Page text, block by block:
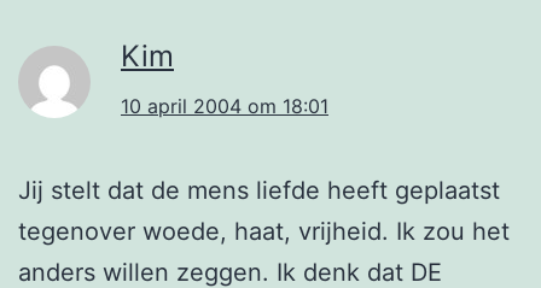
Kim
10 april 2004 om 18:01
Jij stelt dat de mens liefde heeft geplaatst
tegenover woede, haat, vrijheid. Ik zou het
anders willen zeggen. Ik denk dat DE